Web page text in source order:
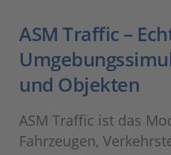
ASM Traffic –
und Objekten
ASM Traffic ist das
Fahrzeugen,